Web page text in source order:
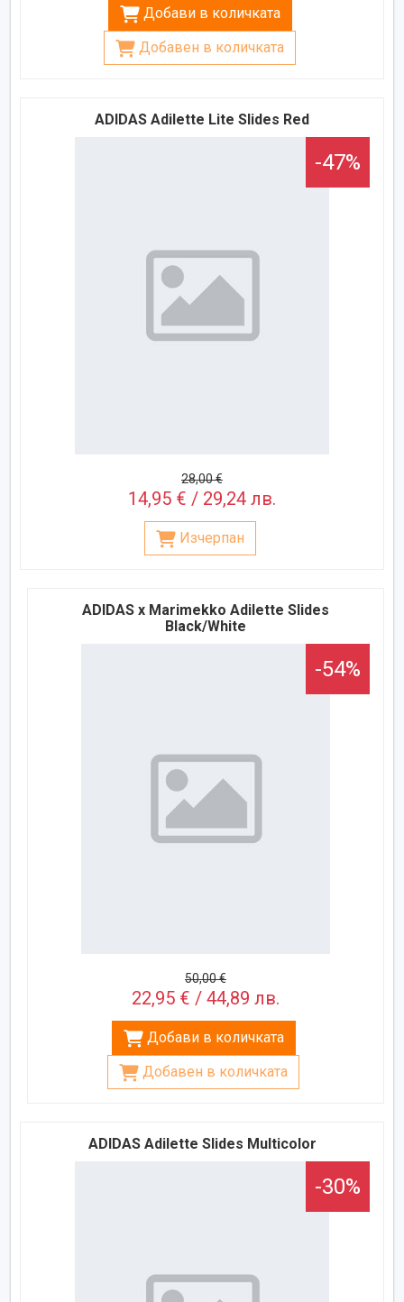
Добави в количката
Добавен в количката
ADIDAS Adilette Lite Slides Red
-47%
28,00 €
14,95 € / 29,24 лв.
Изчерпан
ADIDAS x Marimekko Adilette Slides
Black/White
-54%
50,00 €
22,95 € / 44,89 лв.
Добави в количката
Добавен в количката
ADIDAS Adilette Slides Multicolor
-30%